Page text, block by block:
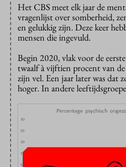
Het CBS meet elk jaar de
vragenlijst over somberheid,
en gelukkig zijn. Deze keer
mensen die ingevuld.
Begin 2020, vlak voor de
twaalf à vijftien procent van
zijn vel. Een jaar later was dat
hoger. In andere